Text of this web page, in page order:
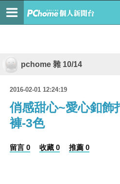
pchome 雜 10/14
2016-02-01 12:24:19
俏感甜心~愛心釦飾
褲-3色
留言 0 收藏 0 推薦 0